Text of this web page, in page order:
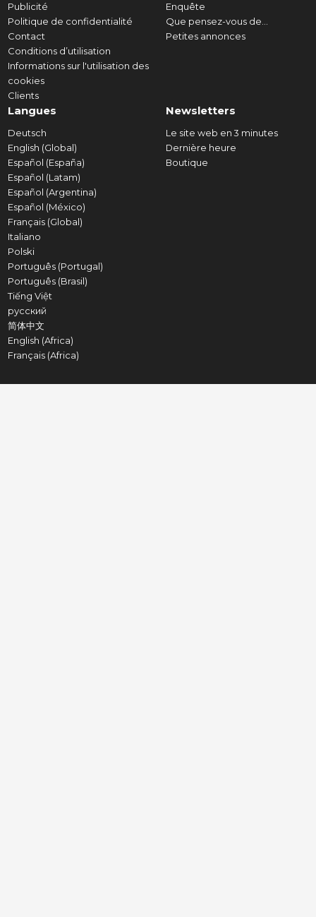
Publicité
Politique de confidentialité
Contact
Conditions d’utilisation
Informations sur l'utilisation des
cookies
Clients
Enquête
Que pensez-vous de...
Petites annonces
Langues
Deutsch
English (Global)
Español (España)
Español (Latam)
Español (Argentina)
Español (México)
Français (Global)
Italiano
Polski
Português (Portugal)
Português (Brasil)
Tiếng Việt
русский
简体中文
English (Africa)
Français (Africa)
Newsletters
Le site web en 3 minutes
Dernière heure
Boutique